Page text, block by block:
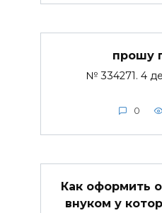
прошу
№ 334271. 4
0
Как оформить
внуком у